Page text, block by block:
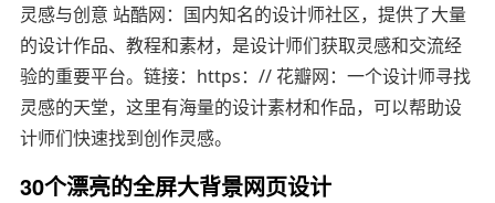
灵感与创意 站酷网：国内知名的设计师社区，提供了大量
的设计作品、教程和素材，是设计师们获取灵感和交流经
验的重要平台。链接：https：// 花瓣网：一个设计师寻找
灵感的天堂，这里有海量的设计素材和作品，可以帮助设
计师们快速找到创作灵感。
30个漂亮的全屏大背景网页设计